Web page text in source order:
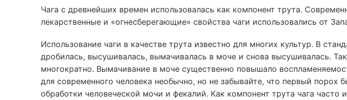
Чага с древнейших времен использовалась как компонент трута.
лекарственные и «огнесберегающие» свойства чаги использовались от
Использование чаги в качестве трута известно для многих культур. В
дробилась, высушивалась, вымачивалась в моче и снова высушивалась.
многократно. Вымачивание в моче существенно повышало
для современного человека необычно, но не забывайте, что первый порох
обработки человеческой мочи и фекалий. Как компонент трута чага часто